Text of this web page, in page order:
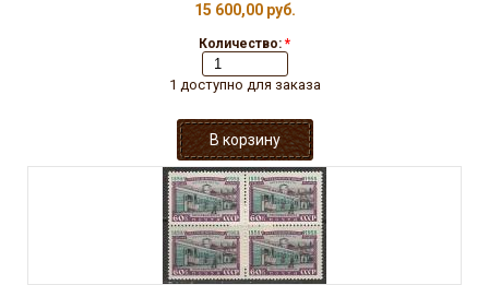
15 600,00 руб.
Количество: *
1 доступно для заказа